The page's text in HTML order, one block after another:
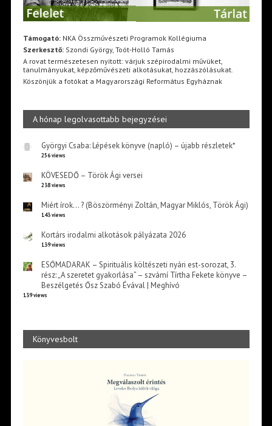
Támogató:NKA Összművészeti Programok Kollégiuma
Szerkesztő:Szondi György, Toót-Holló Tamás
A rovat természetesen nyitott: várjuk szépirodalmi művüket,
tanulmányukat, képzőművészeti alkotásukat, hozzászólásukat.
Köszönjük a fotókat a Magyarországi Református Egyháznak
A hónap legolvasottabb bejegyzései
Györgyi Csaba: Lépések könyve (napló) – újabb részletek*
256 views
KÖVESEDŐ – Török Ági versei
238 views
Miért írok… ? (Böszörményi Zoltán, Magyar Miklós, Török Ági)
143 views
Kortárs irodalmi alkotások pályázata 2026
139 views
ESŐMADARAK – Spirituális költészeti nyári est-sorozat, 3.
rész: „A szeretet gyakorlása” – szvámí Tírtha Fekete könyve –
Beszélgetés Ősz Szabó Évával | Meghívó
139 views
Könyvesbolt